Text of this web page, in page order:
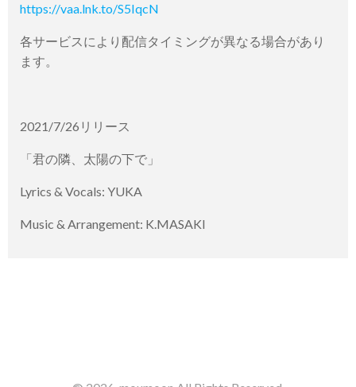
https://vaa.lnk.to/S5IqcN
各サービスにより配信タイミングが異なる場合があり
ます。
2021/7/26リリース
「君の隣、太陽の下で」
Lyrics & Vocals: YUKA
Music & Arrangement: K.MASAKI